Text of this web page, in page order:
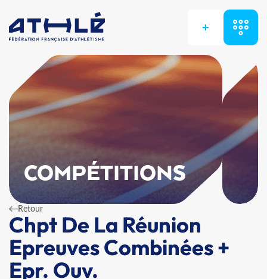
+
COMPÉTITIONS
Retour
Chpt De La Réunion
Epreuves Combinées +
Epr. Ouv.